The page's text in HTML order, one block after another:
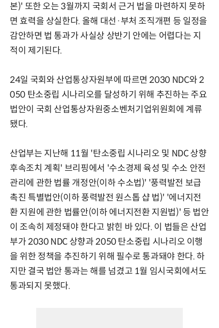
본)' 또한 오는 3월까지 국회서 근거 법을 마련하지 못하
면 효력을 상실한다. 올해 대선·부처 조직개편 등 일정을
감안하면 법 통과가 사실상 상반기 안에는 어렵다는 지
적이 제기된다.
24일 국회와 산업통상자원부에 따르면 2030 NDC와 2
050 탄소중립 시나리오를 달성하기 위해 추진하는 주요
법안이 국회 산업통상자원중소벤처기업위원회에 계류
됐다.
산업부는 지난해 11월 '탄소중립 시나리오 및 NDC 상향
후속조치 계획' 브리핑에서 '수소경제 육성 및 수소 안전
관리에 관한 법률 개정안(이하 수소법)' '풍력발전 보급
촉진 특별법안(이하 풍력발전 원스톱 샵 법)' '에너지전
환 지원에 관한 법률안(이하 에너지전환 지원법)' 등 법안
이 조속히 제정돼야 한다고 밝힌 바 있다. 이 법들은 산업
부가 2030 NDC 상향과 2050 탄소중립 시나리오 이행
을 위한 정책을 추진하기 위해 필수로 통과돼야 한다. 하
지만 결국 법안 통과는 해를 넘겼고 1월 임시국회에서도
통과되지 못했다.